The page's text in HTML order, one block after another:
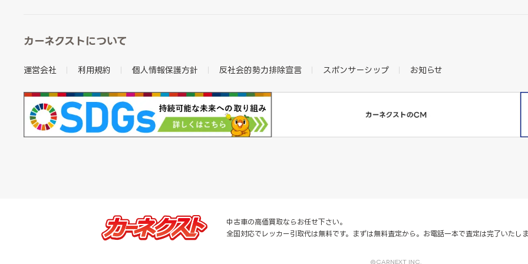
カーネクストについて
運営会社 利用規約 個人情報保護方針 反社会的勢力排除宣言 スポンサーシップ お知らせ
中古車の高価買取ならお任せ下さい。
全国対応でレッカー引取代は無料です。まずは無料査定から。お電話一本で査定は完了いたし
©CARNEXT INC.